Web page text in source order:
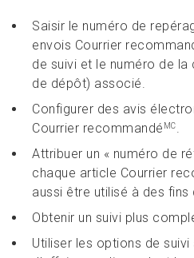
Saisir le numéro de
envois Courrier
de suivi et le numéro de
de dépôt) associé.
Configurer des avis
Courrier recommandé MC.
Attribuer un « numéro de
chaque article Courrier
aussi être utilisé à des fins
Obtenir un suivi plus
Utiliser les options de